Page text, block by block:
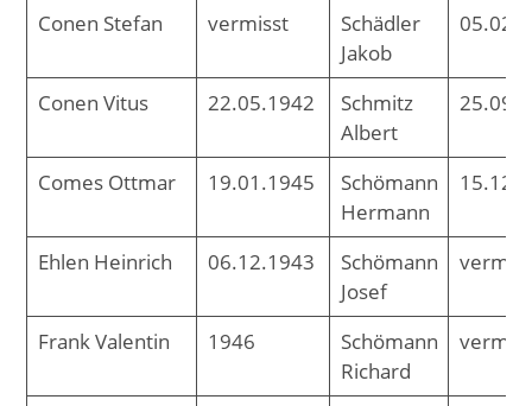
Conen Stefan vermisst
Schädler
Jakob
Conen Vitus 22.05.1942
Schmitz
Albert
Comes Ottmar 19.01.1945
Schömann
Hermann
Ehlen Heinrich 06.12.1943
Schömann
Josef
Frank Valentin 1946
Schömann
Richard